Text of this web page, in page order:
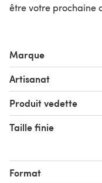
être votre prochaine
Marque
Artisanat
Produit vedette
Taille finie
Format